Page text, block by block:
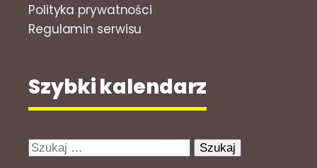
Polityka prywatności
Regulamin serwisu
Szybki kalendarz
Szukaj: